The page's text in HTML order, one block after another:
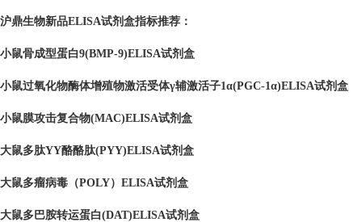
沪鼎生物新品ELISA试剂盒指标推荐：
小鼠骨成型蛋白9(BMP-9)ELISA试剂盒
小鼠过氧化物酶体增殖物激活受体γ辅激活子1α(PGC-1α)ELISA试剂盒
小鼠膜攻击复合物(MAC)ELISA试剂盒
大鼠多肽YY酪酪肽(PYY)ELISA试剂盒
大鼠多瘤病毒（POLY）ELISA试剂盒
大鼠多巴胺转运蛋白(DAT)ELISA试剂盒